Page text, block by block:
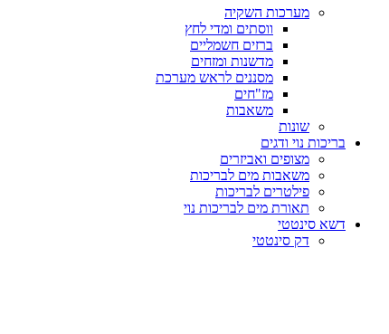
מערכות השקיה
ווסתים ומדי לחץ
ברזים חשמליים
מדשנות ומזחים
מסננים לראש מערכת
מז"חים
משאבות
שונות
בריכות נוי ודגים
מצופים ואביזרים
משאבות מים לבריכות
פילטרים לבריכות
תאורת מים לבריכות נוי
דשא סינטטי
דק סינטטי